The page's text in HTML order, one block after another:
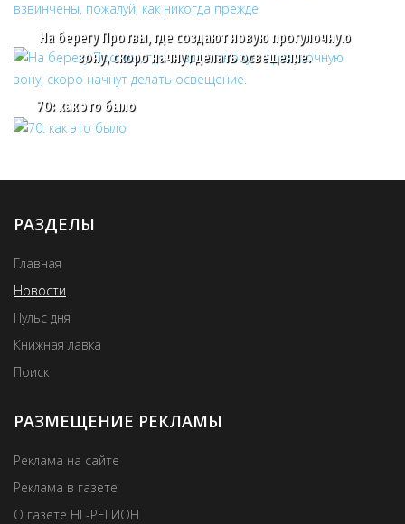
На берегу Протвы, где создают новую прогулочную
зону, скоро начнут делать освещение.
70: как это было
РАЗДЕЛЫ
Главная
Новости
Пульс дня
Книжная лавка
Поиск
РАЗМЕЩЕНИЕ РЕКЛАМЫ
Реклама на сайте
Реклама в газете
О газете НГ-РЕГИОН